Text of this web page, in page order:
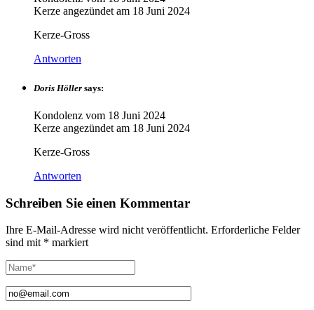
Kerze angezündet am 18 Juni 2024
Kerze-Gross
Antworten
Doris Höller says:
Kondolenz vom 18 Juni 2024
Kerze angezündet am 18 Juni 2024
Kerze-Gross
Antworten
Schreiben Sie einen Kommentar
Ihre E-Mail-Adresse wird nicht veröffentlicht. Erforderliche Felder
sind mit * markiert